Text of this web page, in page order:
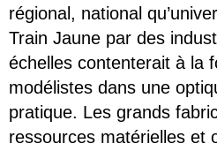
régional, national
Train Jaune par des
échelles contenterait à la
modélistes dans une
pratique. Les grands
ressources matérielles et